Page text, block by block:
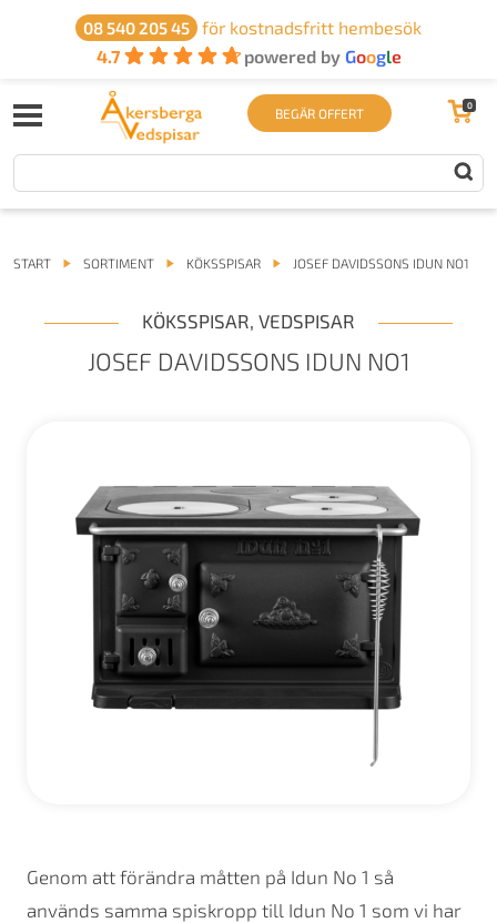
08 540 205 45
för kostnadsfritt hembesök
4.7
powered by Google
BEGÄR OFFERT 0
START SORTIMENT KÖKSSPISAR JOSEF DAVIDSSONS IDUN NO1
KÖKSSPISAR, VEDSPISAR
JOSEF DAVIDSSONS IDUN NO1
Genom att förändra måtten på Idun No 1 så
används samma spiskropp till Idun No 1 som vi har